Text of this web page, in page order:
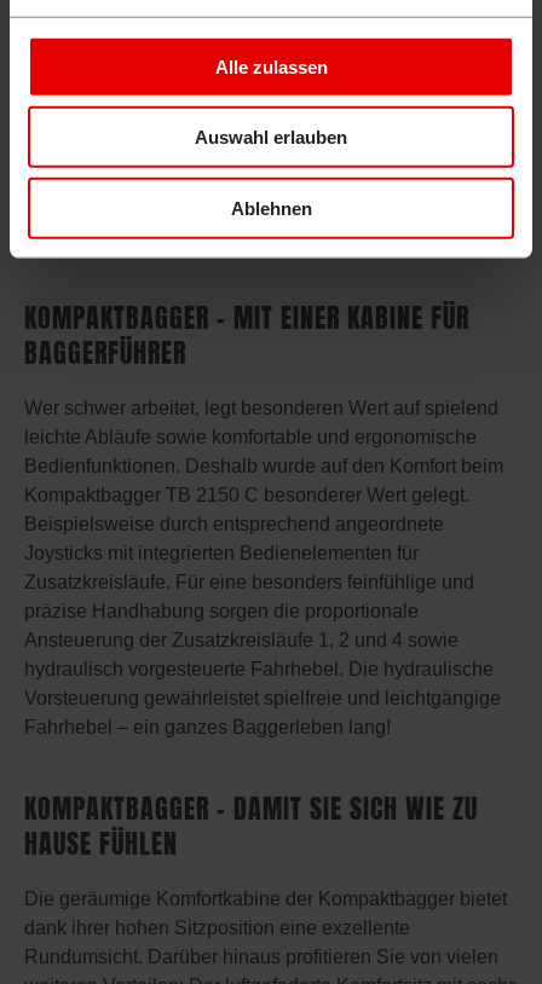
Alle zulassen
Auswahl erlauben
Ablehnen
Arbeiten extrem präzise. Der hydraulische
Schnellwechsler für einen perfekten Werkzeugwechsel
gewährleistet höchste Flexibilität im Einsatz durch einen
Beweglichkeit aller Anbaugeräte mit dem original
Powertilt. Ein weiteres Plus: Alle marktüblichen
vollhydraulischen Schnellwechslersysteme sind optional
anbaubar.
KOMPAKTBAGGER – MIT EINER KABINE FÜR
BAGGERFÜHRER
Wer schwer arbeitet, legt besonderen Wert auf spielend
leichte Abläufe sowie komfortable und ergonomische
Bedienfunktionen. Deshalb wurde auf den Komfort beim
Kompaktbagger TB 2150 C besonderer Wert gelegt.
Beispielsweise durch entsprechend angeordnete
Joysticks mit integrierten Bedienelementen für
Zusatzkreisläufe. Für eine besonders feinfühlige und
präzise Handhabung sorgen die proportionale
Ansteuerung der Zusatzkreisläufe 1, 2 und 4 sowie
hydraulisch vorgesteuerte Fahrhebel. Die hydraulische
Vorsteuerung gewährleistet spielfreie und leichtgängige
Fahrhebel – ein ganzes Baggerleben lang!
KOMPAKTBAGGER – DAMIT SIE SICH WIE ZU
HAUSE FÜHLEN
Die geräumige Komfortkabine der Kompaktbagger bietet
dank ihrer hohen Sitzposition eine exzellente
Rundumsicht. Darüber hinaus profitieren Sie von vielen